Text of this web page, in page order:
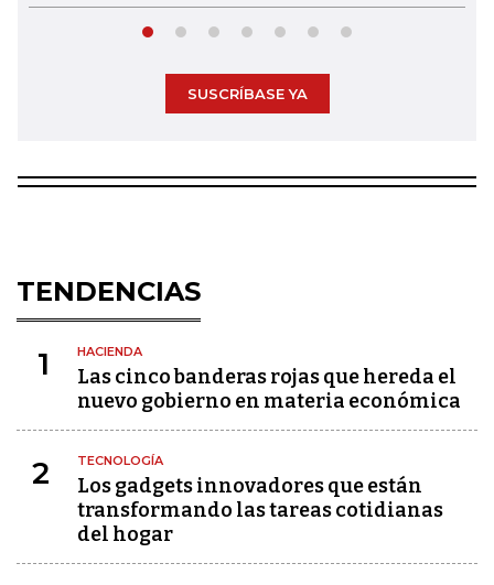
SUSCRÍBASE YA
TENDENCIAS
1 HACIENDA
Las cinco banderas rojas que hereda el
nuevo gobierno en materia económica
2 TECNOLOGÍA
Los gadgets innovadores que están
transformando las tareas cotidianas
del hogar